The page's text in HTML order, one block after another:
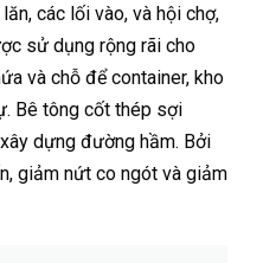
các lối vào, và hội chợ,
sử dụng rộng rãi cho
và chỗ để container, kho
Bê tông cốt thép sợi
dựng đường hầm. Bởi
giảm nứt co ngót và giảm